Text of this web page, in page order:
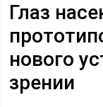
Глаз
нового
зрении